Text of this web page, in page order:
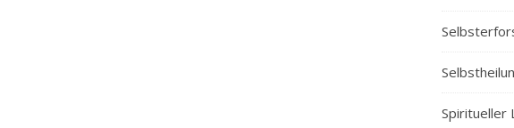
Spiritueller